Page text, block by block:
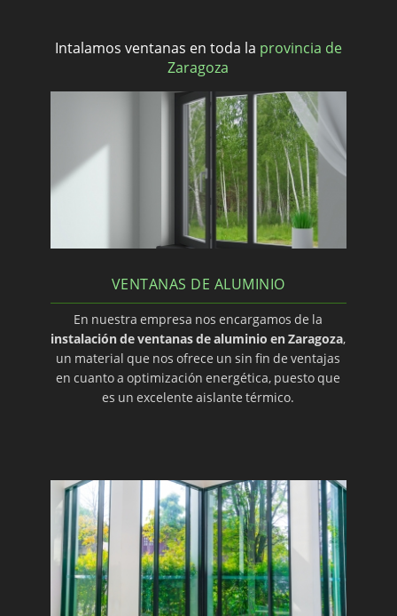
Intalamos ventanas en toda la provincia de
Zaragoza
VENTANAS DE ALUMINIO
En nuestra empresa nos encargamos de la
instalación de ventanas de aluminio en Zaragoza,
un material que nos ofrece un sin fin de ventajas
en cuanto a optimización energética, puesto que
es un excelente aislante térmico.